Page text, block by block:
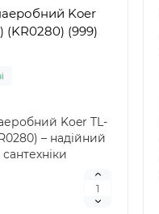
Koer
(KR0280) (999)
Koer TL-
– надійний